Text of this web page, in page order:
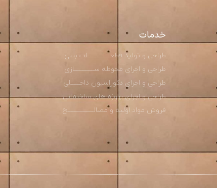
خدمات
طراحی و تولید قطعـــــــــــــــات بتنی
طراحی و اجرای محوطه ســـــــــــــازی
طراحی و اجرای دکوراسیون داخــــــلی
طراحی و اجرای پروژه های ساختمانی
فروش مواد اولیه و مصالـــــــــــــــــح